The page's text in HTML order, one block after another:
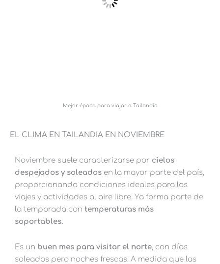
Mejor época para viajar a Tailandia
EL CLIMA EN TAILANDIA EN NOVIEMBRE
Noviembre suele caracterizarse por cielos
despejados y soleados en la mayor parte del país,
proporcionando condiciones ideales para los
viajes y actividades al aire libre. Ya forma parte de
la temporada con temperaturas más
soportables.
Es un buen mes para visitar el norte, con días
soleados pero noches frescas. A medida que las